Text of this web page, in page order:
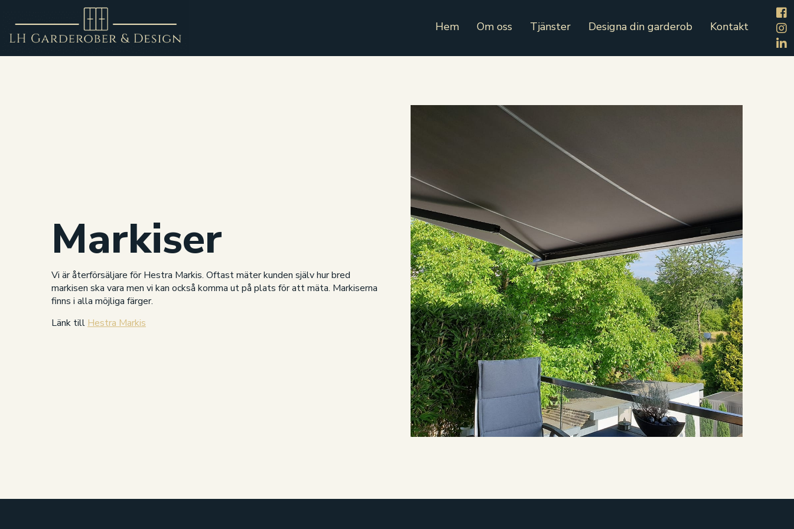
Hem Om oss Tjänster Designa din garderob Kontakt
Markiser
Vi är återförsäljare för Hestra Markis. Oftast mäter kunden själv hur bred
markisen ska vara men vi kan också komma ut på plats för att mäta. Markiserna
finns i alla möjliga färger.
Länk till Hestra Markis